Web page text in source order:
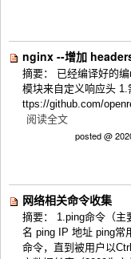
nginx --增加
摘要： 已经编译好的
模块来自定义响应头 1.
ttps://github.com/
阅读全文
posted @
网络相关命令收集
摘要： 1.ping命令（主
名 ping IP 地址 ping常
命令，直到被用户以